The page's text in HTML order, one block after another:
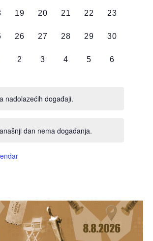
0
19
0
20
0
21
0
22
0
23
0
26
0
27
0
28
0
29
0
30
0
2
0
3
0
4
0
5
0
6
nadolazećih događaji.
dan nema događanja.